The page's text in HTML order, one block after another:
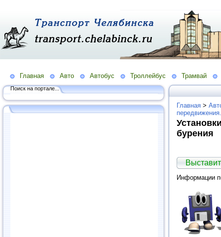
Главная Авто Автобус Троллейбус Трамвай
Поиск на портале...
Главная >
бурения
Информации